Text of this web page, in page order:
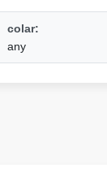
colar:
any